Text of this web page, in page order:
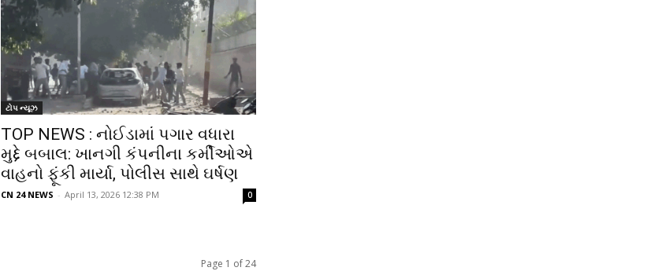
ટોપ ન્યૂઝ
TOP NEWS : નોઈડામાં પગાર વધારા
મુદ્દે બબાલ: ખાનગી કંપનીના કર્મીઓએ
વાહનો ફૂંકી માર્યા, પોલીસ સાથે ઘર્ષણ
CN 24 NEWS - April 13, 2026 12:38 PM 0
Page 1 of 24